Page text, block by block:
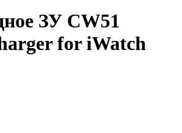
ЗУ CW51
for iWatch